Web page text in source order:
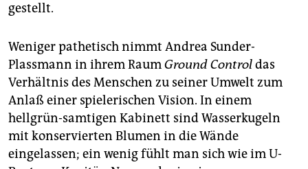
gestellt.
Weniger pathetisch nimmt Andrea Sunder-
Plassmann in ihrem RaumGround Controldas
Verhältnis des Menschen zu seiner Umwelt zum
Anlaß einer spielerischen Vision. In einem
hellgrün-samtigen Kabinett sind Wasserkugeln
mit konservierten Blumen in die Wände
eingelassen; ein wenig fühlt man sich wie im U-